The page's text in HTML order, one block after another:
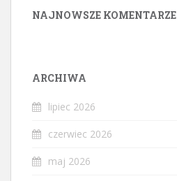
NAJNOWSZE KOMENTARZE
ARCHIWA
lipiec 2026
czerwiec 2026
maj 2026